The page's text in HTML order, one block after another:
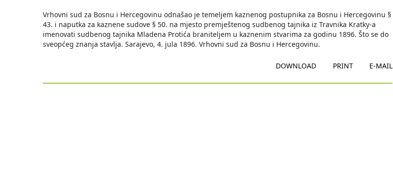
Vrhovni sud za Bosnu i Hercegovinu odnašao je temeljem kaznenog postupnika za Bosnu i Hercegovinu §
43. i naputka za kaznene sudove § 50. na mjesto premještenog sudbenog tajnika iz Travnika Kratky-a
imenovati sudbenog tajnika Mladena Protića braniteljem u kaznenim stvarima za godinu 1896. Što se do
sveopćeg znanja stavlja. Sarajevo, 4. jula 1896. Vrhovni sud za Bosnu i Hercegovinu.
DOWNLOAD PRINT E-MAIL